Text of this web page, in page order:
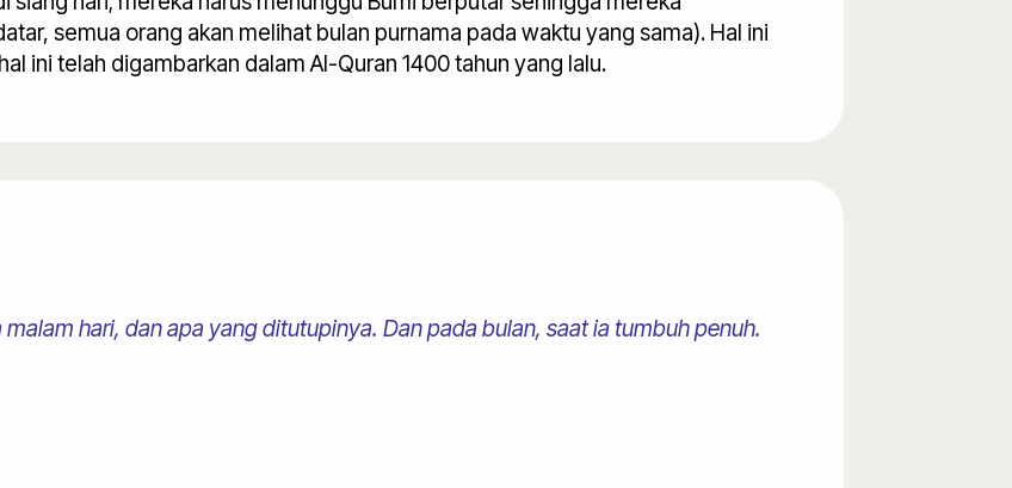
semua orang akan melihat bulan purnama pada waktu yang sama). Hal ini
ini telah digambarkan dalam Al-Quran 1400 tahun yang lalu.
hari, dan apa yang ditutupinya. Dan pada bulan, saat ia tumbuh penuh.